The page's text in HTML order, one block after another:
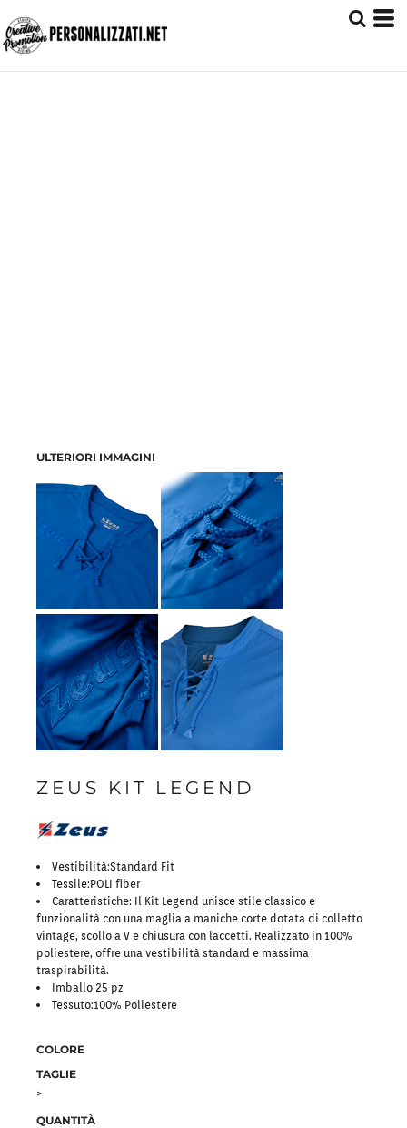
ULTERIORI IMMAGINI
ZEUS KIT LEGEND
Vestibilità:Standard Fit
Tessile:POLI fiber
Caratteristiche: Il Kit Legend unisce stile classico e
funzionalità con una maglia a maniche corte dotata di colletto
vintage, scollo a V e chiusura con laccetti. Realizzato in 100%
poliestere, offre una vestibilità standard e massima
traspirabilità.
Imballo 25 pz
Tessuto:100% Poliestere
COLORE
TAGLIE
>
QUANTITÀ